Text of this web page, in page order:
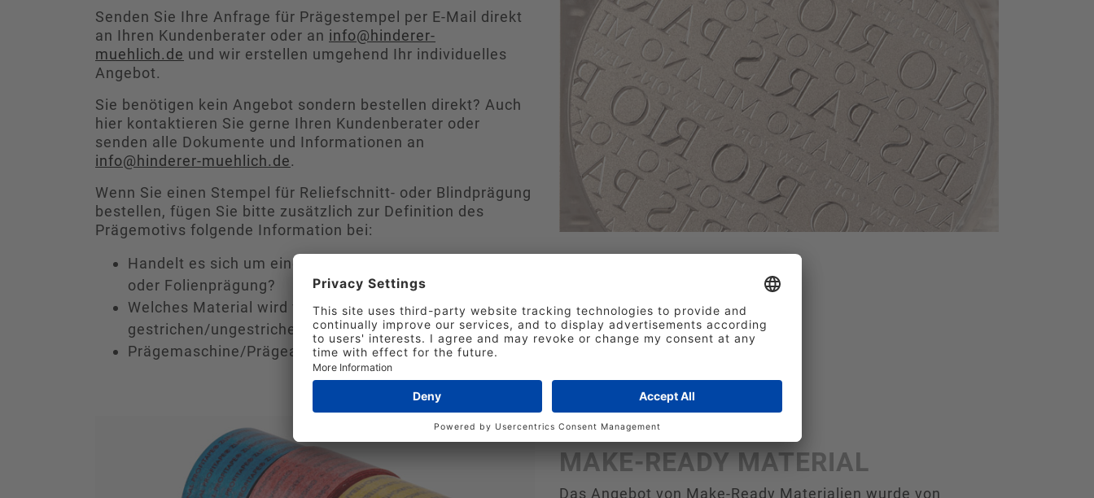
Senden Sie Ihre Anfrage für Prägestempel per E-Mail direkt
an Ihren Kundenberater oder an info@hinderer-
muehlich.de und wir erstellen umgehend Ihr individuelles
Angebot.
Sie benötigen kein Angebot sondern bestellen direkt? Auch
hier kontaktieren Sie gerne Ihren Kundenberater oder
senden alle Dokumente und Informationen an
info@hinderer-muehlich.de.
Wenn Sie einen Stempel für Reliefschnitt- oder Blindprägung
bestellen, fügen Sie bitte zusätzlich zur Definition des
Prägemotivs folgende Information bei:
Handelt es sich um eine druckunterstützende Prägung
oder Folienprägung?
Welches Material wird verwendet (Grammatur,
gestrichen/ungestrichen, Etikett etc.)?
Prägemaschine/Prägeaggregat, das verwendet wird
BESTELLUNG
MAKE-READY MATERIAL
Das Angebot von Make-Ready Materialien wurde von